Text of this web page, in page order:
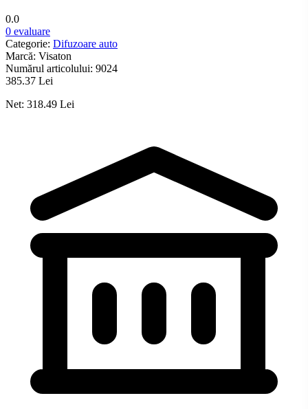
0.0
0 evaluare
Categorie: Difuzoare auto
Marcă: Visaton
Numărul articolului: 9024
385.37 Lei
Net: 318.49 Lei